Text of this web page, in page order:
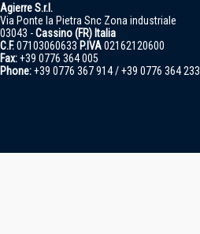
Agierre S.r.l.
Via Ponte la Pietra Snc Zona industriale
03043 -Cassino (FR) Italia
C.F.07103060633 P.IVA02162120600
Fax:+39 0776 364 005
Phone:+39 0776 367 914 / +39 0776 364 233